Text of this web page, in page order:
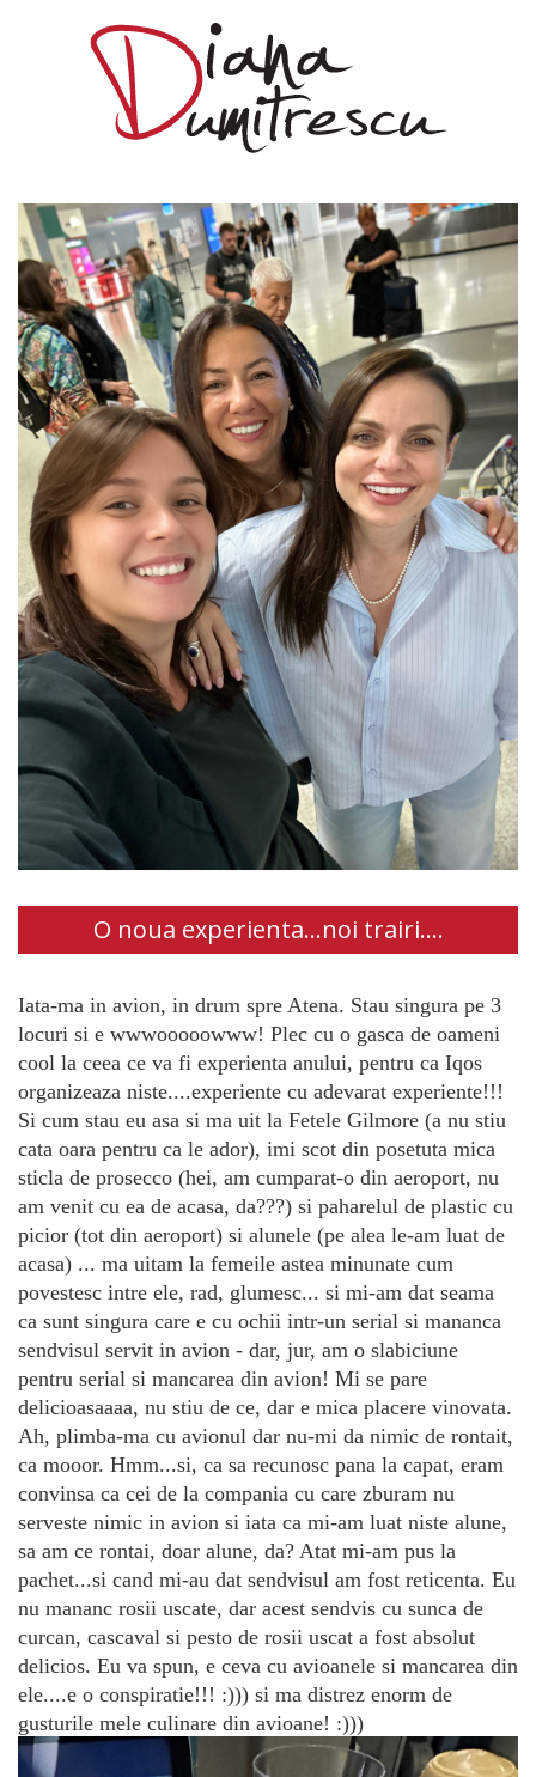
O noua experienta...noi trairi....
Iata-ma in avion, in drum spre Atena. Stau singura pe 3
locuri si e wwwooooowww! Plec cu o gasca de oameni
cool la ceea ce va fi experienta anului, pentru ca Iqos
organizeaza niste....experiente cu adevarat experiente!!!
Si cum stau eu asa si ma uit la Fetele Gilmore (a nu stiu
cata oara pentru ca le ador), imi scot din posetuta mica
sticla de prosecco (hei, am cumparat-o din aeroport, nu
am venit cu ea de acasa, da???) si paharelul de plastic cu
picior (tot din aeroport) si alunele (pe alea le-am luat de
acasa) ... ma uitam la femeile astea minunate cum
povestesc intre ele, rad, glumesc... si mi-am dat seama
ca sunt singura care e cu ochii intr-un serial si mananca
sendvisul servit in avion - dar, jur, am o slabiciune
pentru serial si mancarea din avion! Mi se pare
delicioasaaaa, nu stiu de ce, dar e mica placere vinovata.
Ah, plimba-ma cu avionul dar nu-mi da nimic de rontait,
ca mooor. Hmm...si, ca sa recunosc pana la capat, eram
convinsa ca cei de la compania cu care zburam nu
serveste nimic in avion si iata ca mi-am luat niste alune,
sa am ce rontai, doar alune, da? Atat mi-am pus la
pachet...si cand mi-au dat sendvisul am fost reticenta. Eu
nu mananc rosii uscate, dar acest sendvis cu sunca de
curcan, cascaval si pesto de rosii uscat a fost absolut
delicios. Eu va spun, e ceva cu avioanele si mancarea din
ele....e o conspiratie!!! :))) si ma distrez enorm de
gusturile mele culinare din avioane! :)))